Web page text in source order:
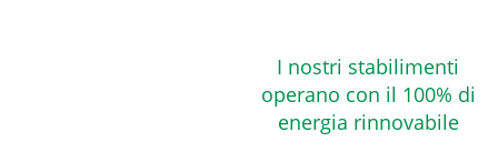
I nostri stabilimenti
operano con il 100% di
energia rinnovabile